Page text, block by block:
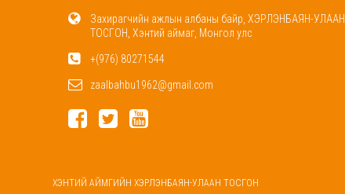
Захирагчийн ажлын албаны байр, ХЭРЛЭНБАЯН-УЛААН
ТОСГОН, Хэнтий аймаг, Монгол улс
+(976) 80271544
zaalbahbu1962@gmail.com
ХЭНТИЙ АЙМГИЙН ХЭРЛЭНБАЯН-УЛААН ТОСГОН